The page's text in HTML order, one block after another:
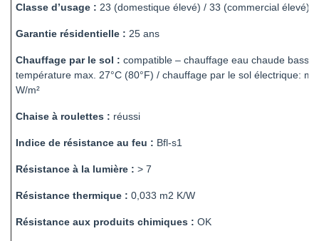
Classe d’usage : 23 (domestique élevé) / 33 (commercial élevé)
Garantie résidentielle : 25 ans
Chauffage par le sol : compatible – chauffage eau chaude basse
température max. 27°C (80°F) / chauffage par le sol électrique:
W/m²
Chaise à roulettes : réussi
Indice de résistance au feu : Bfl-s1
Résistance à la lumière : > 7
Résistance thermique : 0,033 m2 K/W
Résistance aux produits chimiques : OK